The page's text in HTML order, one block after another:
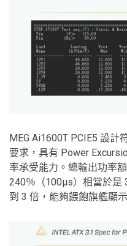
MEG Ai1600T PCIE5 設計
要求，具有 Power
率承受能力。總輸出功率
240％（100μs）相當於是
到 3 倍，能夠餵飽旗艦顯